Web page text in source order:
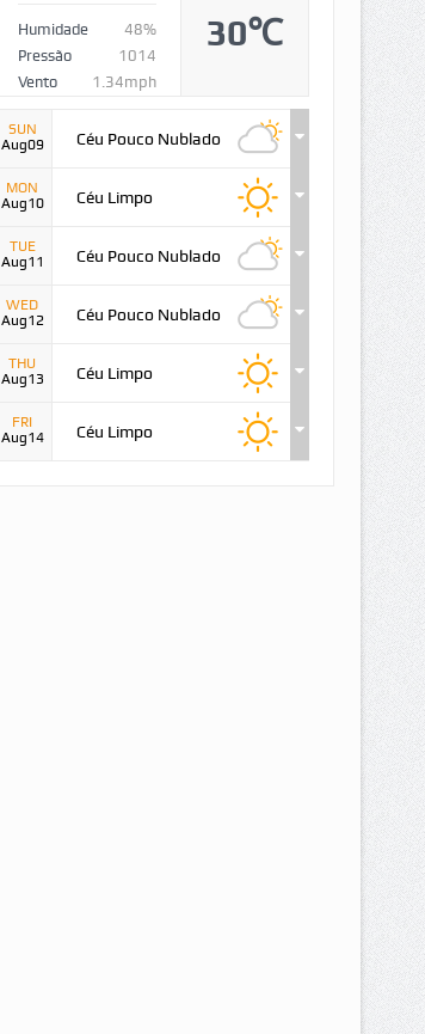
Humidade
48%
Pressão
1014
Vento
1.34mph
30℃
SUN
Aug09
Céu Pouco Nublado
MON
Aug10
Céu Limpo
TUE
Aug11
Céu Pouco Nublado
WED
Aug12
Céu Pouco Nublado
THU
Aug13
Céu Limpo
FRI
Aug14
Céu Limpo